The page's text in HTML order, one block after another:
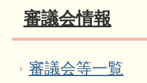
審議会情報
審議会等一覧